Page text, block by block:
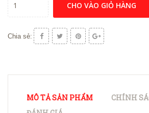
CHO VÀO GIỎ HÀNG
Chia sẻ:
MÔ TẢ SẢN PHẨM
CHÍNH